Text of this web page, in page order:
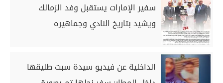
سفير الإمارات يستقبل وفد الزمالك
ويشيد بتاريخ النادي وجماهيره
الداخلية عن فيديو سيدة سبت طليقها